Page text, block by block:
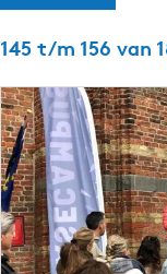
a
t
z
o
e
k
145 t/m 156 van